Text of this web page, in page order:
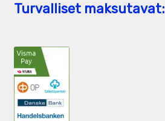
Turvalliset maksutavat: